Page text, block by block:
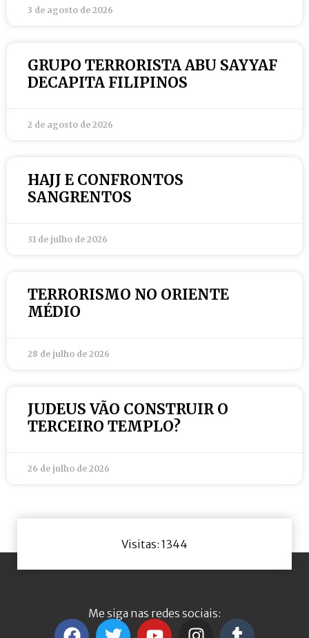
3 de agosto de 2026
GRUPO TERRORISTA ABU SAYYAF
DECAPITA FILIPINOS
2 de agosto de 2026
HAJJ E CONFRONTOS
SANGRENTOS
31 de julho de 2026
TERRORISMO NO ORIENTE
MÉDIO
28 de julho de 2026
JUDEUS VÃO CONSTRUIR O
TERCEIRO TEMPLO?
26 de julho de 2026
Visitas: 1344
Me siga nas redes sociais: